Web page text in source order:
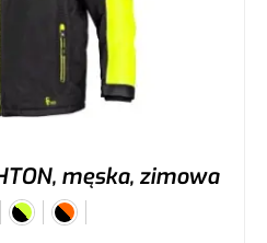
męska, zimowa